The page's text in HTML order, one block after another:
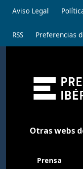
Aviso Legal
RSS Preferencias
Otras webs
Prensa